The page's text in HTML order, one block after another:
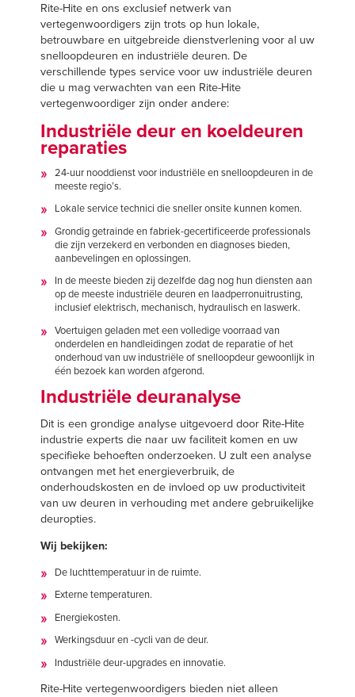
Rite-Hite en ons exclusief netwerk van
vertegenwoordigers zijn trots op hun lokale,
betrouwbare en uitgebreide dienstverlening voor al uw
snelloopdeuren en industriële deuren. De
verschillende types service voor uw industriële deuren
die u mag verwachten van een Rite-Hite
vertegenwoordiger zijn onder andere:
Industriële deur en koeldeuren
reparaties
24-uur nooddienst voor industriële en snelloopdeuren in de
meeste regio’s.
Lokale service technici die sneller onsite kunnen komen.
Grondig getrainde en fabriek-gecertificeerde professionals
die zijn verzekerd en verbonden en diagnoses bieden,
aanbevelingen en oplossingen.
In de meeste bieden zij dezelfde dag nog hun diensten aan
op de meeste industriële deuren en laadperronuitrusting,
inclusief elektrisch, mechanisch, hydraulisch en laswerk.
Voertuigen geladen met een volledige voorraad van
onderdelen en handleidingen zodat de reparatie of het
onderhoud van uw industriële of snelloopdeur gewoonlijk in
één bezoek kan worden afgerond.
Industriële deuranalyse
Dit is een grondige analyse uitgevoerd door Rite-Hite
industrie experts die naar uw faciliteit komen en uw
specifieke behoeften onderzoeken. U zult een analyse
ontvangen met het energieverbruik, de
onderhoudskosten en de invloed op uw productiviteit
van uw deuren in verhouding met andere gebruikelijke
deuropties.
Wij bekijken:
De luchttemperatuur in de ruimte.
Externe temperaturen.
Energiekosten.
Werkingsduur en -cycli van de deur.
Industriële deur-upgrades en innovatie.
Rite-Hite vertegenwoordigers bieden niet alleen